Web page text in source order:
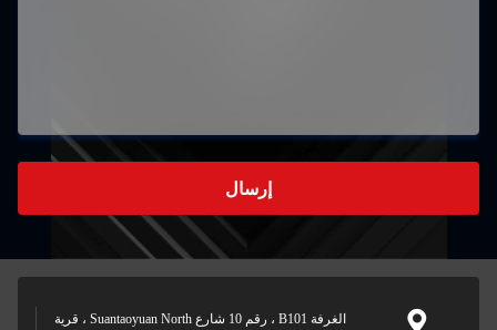
إرسال
الغرفة B101 ، رقم 10 شارع Suantaoyuan North ، قرية